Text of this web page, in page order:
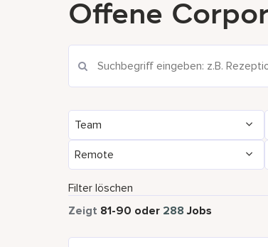
Offene
Team
Remote
Filter löschen
Zeigt 81-90 oder 288 Jobs